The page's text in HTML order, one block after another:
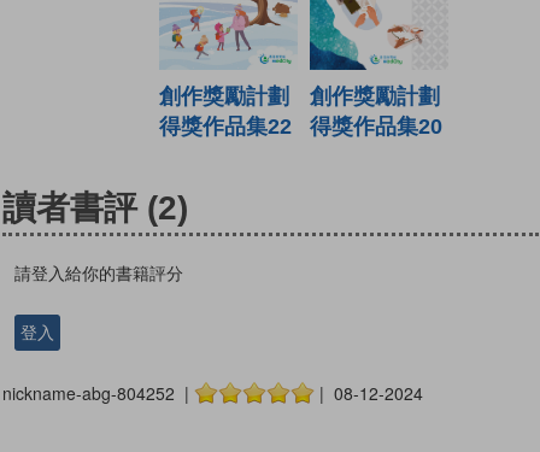
創作獎勵計劃
得獎作品集22
創作獎勵計劃
得獎作品集20
讀者書評 (2)
請登入給你的書籍評分
登入
nickname-abg-804252 | | 08-12-2024